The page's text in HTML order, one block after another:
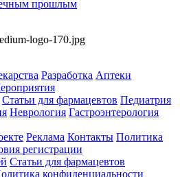
прошлым
Разработка Аптеки
Статьи для фармацевтов Педиатрия
Неврология Гастроэнтерология
Реклама Контакты Политика
регистрации
Статьи для фармацевтов
конфиденциальности